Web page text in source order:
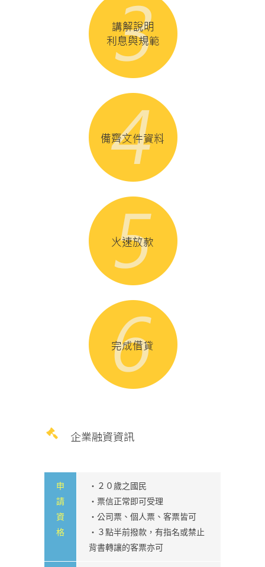
企業融資資訊
申
請
資
格
・２０歲之國民
・票信正常即可受理
・公司票、個人票、客票皆可
・３點半前撥款，有指名或禁止
背書轉讓的客票亦可